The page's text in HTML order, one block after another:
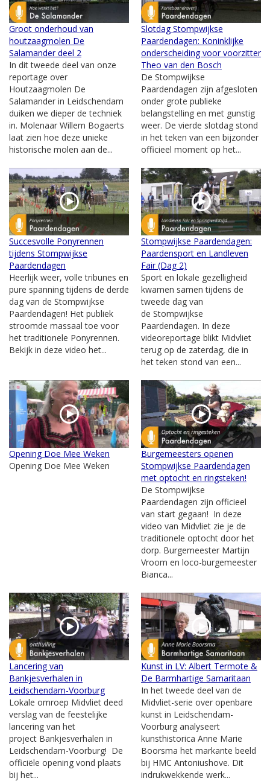
Groot onderhoud van
houtzaagmolen De
Salamander deel 2
In dit tweede deel van onze
reportage over
Houtzaagmolen De
Salamander in Leidschendam
duiken we dieper de techniek
in. Molenaar Willem Bogaerts
laat zien hoe deze unieke
historische molen aan de...
Slotdag Stompwijkse
Paardendagen: Koninklijke
onderscheiding voor voorzitter
Theo van den Bosch
De Stompwijkse
Paardendagen zijn afgesloten
onder grote publieke
belangstelling en met gunstig
weer. De vierde slotdag stond
in het teken van een bijzonder
officieel moment op het...
Succesvolle Ponyrennen
tijdens Stompwijkse
Paardendagen
Heerlijk weer, volle tribunes en
pure spanning tijdens de derde
dag van de Stompwijkse
Paardendagen! Het publiek
stroomde massaal toe voor
het traditionele Ponyrennen.
Bekijk in deze video het...
Stompwijkse Paardendagen:
Paardensport en Landleven
Fair (Dag 2)
Sport en lokale gezelligheid
kwamen samen tijdens de
tweede dag van
de Stompwijkse
Paardendagen. In deze
videoreportage blikt Midvliet
terug op de zaterdag, die in
het teken stond van een...
Opening Doe Mee Weken
Opening Doe Mee Weken
Burgemeesters openen
Stompwijkse Paardendagen
met optocht en ringsteken!
De Stompwijkse
Paardendagen zijn officieel
van start gegaan! In deze
video van Midvliet zie je de
traditionele optocht door het
dorp. Burgemeester Martijn
Vroom en loco-burgemeester
Bianca...
Lancering van
Bankjesverhalen in
Leidschendam-Voorburg
Lokale omroep Midvliet deed
verslag van de feestelijke
lancering van het
project Bankjesverhalen in
Leidschendam-Voorburg! De
officiële opening vond plaats
bij het...
Kunst in LV: Albert Termote &
De Barmhartige Samaritaan
In het tweede deel van de
Midvliet-serie over openbare
kunst in Leidschendam-
Voorburg analyseert
kunsthistorica Anne Marie
Boorsma het markante beeld
bij HMC Antoniushove. Dit
indrukwekkende werk...